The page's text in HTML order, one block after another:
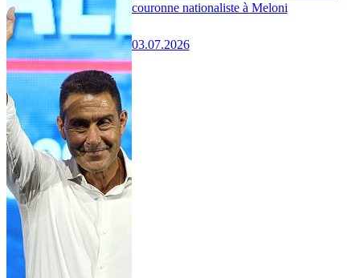
couronne nationaliste à Meloni
03.07.2026